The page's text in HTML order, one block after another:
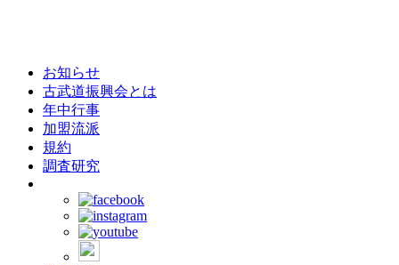
お知らせ
古武道振興会とは
年中行事
加盟流派
規約
調査研究